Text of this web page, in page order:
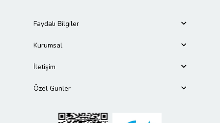
Faydalı Bilgiler
Kurumsal
İletişim
Özel Günler